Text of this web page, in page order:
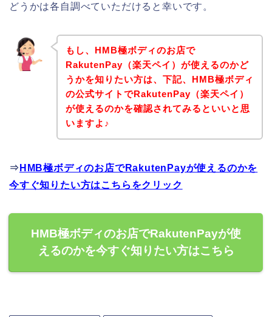
どうかは各自調べていただけると幸いです。
もし、HMB極ボディのお店で
RakutenPay（楽天ペイ）が使えるのかど
うかを知りたい方は、下記、HMB極ボディ
の公式サイトでRakutenPay（楽天ペイ）
が使えるのかを確認されてみるといいと思
いますよ♪
⇒ HMB極ボディのお店でRakutenPayが使えるのかを
今すぐ知りたい方はこちらをクリック
HMB極ボディのお店でRakutenPayが使
えるのかを今すぐ知りたい方はこちら